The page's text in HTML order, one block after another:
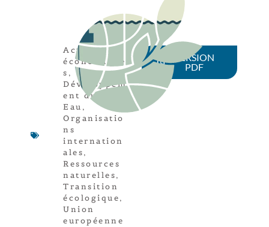
Acteurs
économique
s ,
Développem
ent durable
Eau ,
Organisatio
ns
internation
ales,
Ressources
naturelles,
Transition
écologique,
Union
européenne
VERSION
PDF